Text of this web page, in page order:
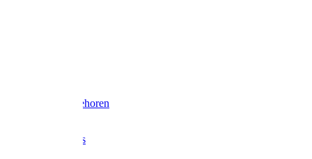
Slede toebehoren
Composters